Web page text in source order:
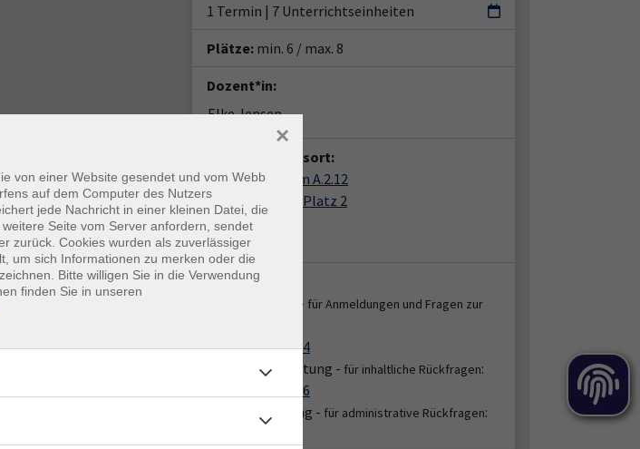
1 Termin | 7 Unterrichtseinheiten
Plätze: min. 6 / max. 8
Dozent*in:
Elke Jensen
Veranstaltungsort:
VHS-Haus, Raum A.2.12
Von-der-Leyen-Platz 2
47798 Krefeld
Raum A.2.12
Kontakt:
Kundenservice - für Anmeldungen und Fragen zur
+492151 86-2664
Fachbereichsleitung - für inhaltliche Rückfragen:
+492151 86-2676
Sachbearbeitung - für administrative Rückfragen:
von einer Website gesendet und vom Webb
auf dem Computer des Nutzers
jede Nachricht in einer kleinen Datei, die
Seite vom Server anfordern, sendet
zurück. Cookies wurden als zuverlässiger
um sich Informationen zu merken oder die
Bitte willigen Sie in die Verwendung
finden Sie in unseren
×